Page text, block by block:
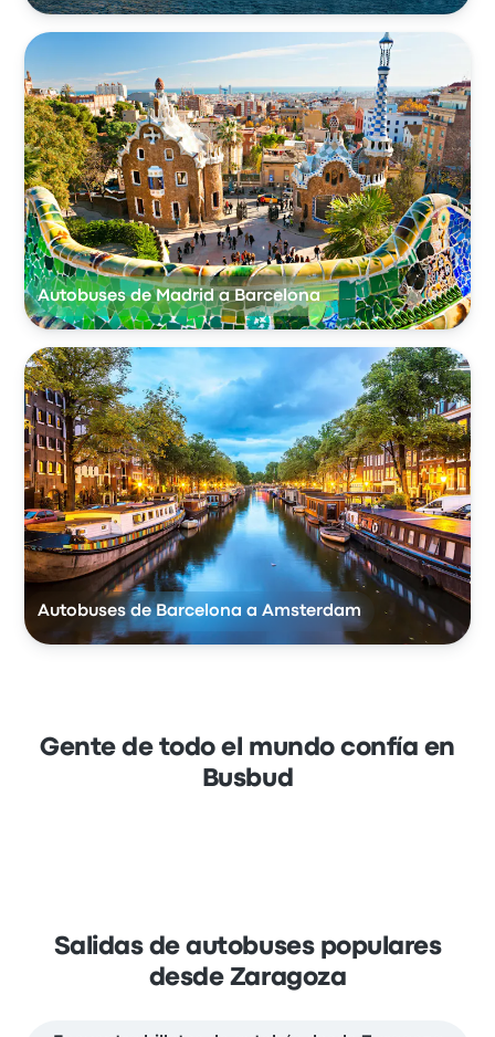
Autobuses de Madrid a Barcelona
Autobuses de Barcelona a Amsterdam
Gente de todo el mundo confía en
Busbud
Salidas de autobuses populares
desde Zaragoza